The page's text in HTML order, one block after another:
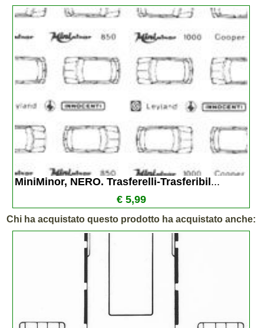
MiniMinor, NERO. Trasferelli-Trasferibil ...
€ 5,99
Chi ha acquistato questo prodotto ha acquistato anche: